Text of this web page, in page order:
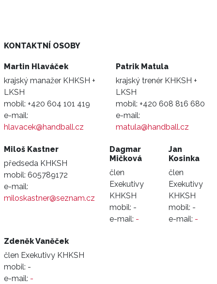
KONTAKTNÍ OSOBY
Martin Hlaváček
krajský manažer KHKSH +
LKSH
mobil: +420 604 101 419
e-mail:
hlavacek@handball.cz
Patrik Matula
krajský trenér KHKSH +
LKSH
mobil: +420 608 816 680
e-mail:
matula@handball.cz
Miloš Kastner
předseda KHKSH
mobil: 605789172
e-mail:
miloskastner@seznam.cz
Dagmar
Mičková
člen
Exekutivy
KHKSH
mobil: -
e-mail: -
Jan
Kosinka
člen
Exekutivy
KHKSH
mobil: -
e-mail: -
Zdeněk Vaněček
člen Exekutivy KHKSH
mobil: -
e-mail: -